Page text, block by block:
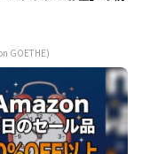
GOETHE)